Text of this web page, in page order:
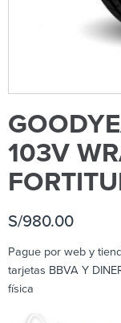
103V
S/980.00
Pague por web y
tarjetas BBVA Y
física